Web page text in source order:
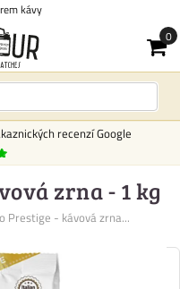
kávy
recenzí Google
zrna - 1 kg
Prestige - kávová zrna...